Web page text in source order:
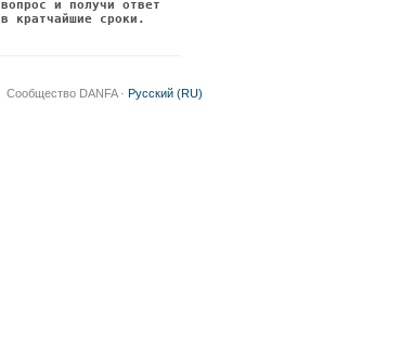
вопрос и получи ответ
в кратчайшие сроки.
Сообщество DANFA · Русский (RU)